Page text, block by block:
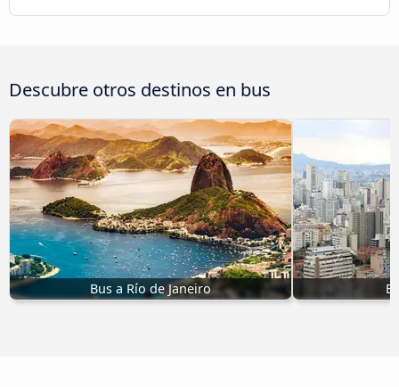
Descubre otros destinos en bus
Bus a Río de Janeiro